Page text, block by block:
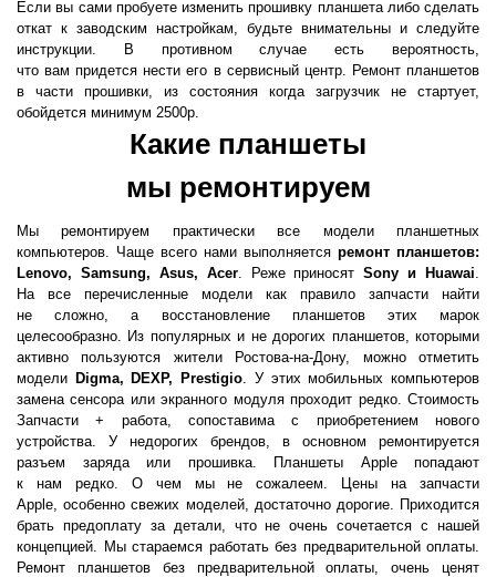
Если вы сами пробуете изменить прошивку планшета либо сделать
откат к заводским настройкам, будьте внимательны и следуйте
инструкции. В противном случае есть вероятность,
что вам придется нести его в сервисный центр. Ремонт планшетов
в части прошивки, из состояния когда загрузчик не стартует,
обойдется минимум 2500р.
Какие планшеты
мы ремонтируем
Мы ремонтируем практически все модели планшетных
компьютеров. Чаще всего нами выполняется ремонт планшетов:
Lenovo, Samsung, Asus, Acer. Реже приносятSony и Huawai.
На все перечисленные модели как правило запчасти найти
не сложно, а восстановление планшетов этих марок
целесообразно. Из популярных и не дорогих планшетов, которыми
активно пользуются жители Ростова-на-Дону, можно отметить
модели Digma, DEXP, Prestigio. У этих мобильных компьютеров
замена сенсора или экранного модуля проходит редко. Стоимость
Запчасти + работа, сопоставима с приобретением нового
устройства. У недорогих брендов, в основном ремонтируется
разъем заряда или прошивка. Планшеты Apple попадают
к нам редко. О чем мы не сожалеем. Цены на запчасти
Apple, особенно свежих моделей, достаточно дорогие. Приходится
брать предоплату за детали, что не очень сочетается с нашей
концепцией. Мы стараемся работать без предварительной оплаты.
Ремонт планшетов без предварительной оплаты, очень ценят